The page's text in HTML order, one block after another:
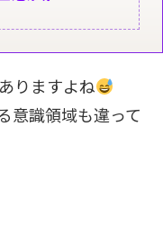
りますよね
意識領域も違って